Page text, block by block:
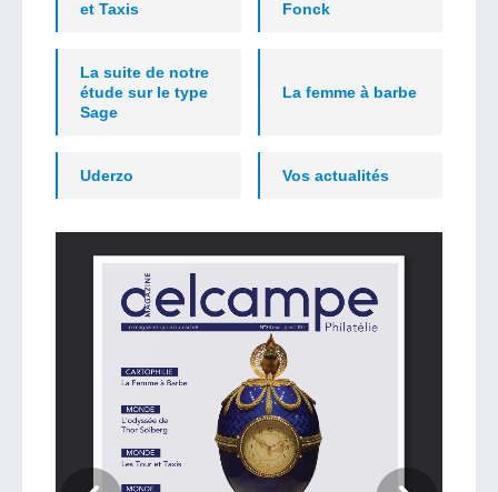
et Taxis
Fonck
La suite de notre
étude sur le type
Sage
La femme à barbe
Uderzo Vos actualités